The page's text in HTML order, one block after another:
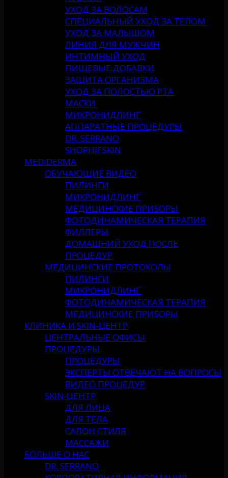
УХОД ЗА ВОЛОСАМ
СПЕЦИАЛЬНЫЙ УХОД ЗА ТЕЛОМ
УХОД ЗА МАЛЫШОМ
ЛИНИЯ ДЛЯ МУЖЧИН
ИНТИМНЫЙ УХОД
ПИЩЕВЫЕ ДОБАВКИ
ЗАЩИТА ОРГАНИЗМА
УХОД ЗА ПОЛОСТЬЮ РТА
МАСКИ
МИКРОНИДЛИНГ
АППАРАТНЫЕ ПРОЦЕДУРЫ
DR. SERRANO
SHOPHIESKIN
MEDIDERMA
ОБУЧАЮЩИЕ ВИДЕО
ПИЛИНГИ
МИКРОНИДЛИНГ
МЕДИЦИНСКИЕ ПРИБОРЫ
ФОТОДИНАМИЧЕСКАЯ ТЕРАПИЯ
ФИЛЛЕРЫ
ДОМАШНИЙ УХОД ПОСЛЕ
ПРОЦЕДУР
МЕДИЦИНСКИЕ ПРОТОКОЛЫ
ПИЛИНГИ
МИКРОНИДЛИНГ
ФОТОДИНАМИЧЕСКАЯ ТЕРАПИЯ
МЕДИЦИНСКИЕ ПРИБОРЫ
КЛИНИКА И SKIN-ЦЕНТР
ЦЕНТРАЛЬНЫЕ ОФИСЫ
ПРОЦЕДУРЫ
ПРОЦЕДУРЫ
ЭКСПЕРТЫ ОТВЕЧАЮТ НА ВОПРОСЫ
ВИДЕО ПРОЦЕДУР
SKIN-ЦЕНТР
ДЛЯ ЛИЦА
ДЛЯ ТЕЛА
САЛОН СТИЛЯ
МАССАЖИ
БОЛЬШЕ О НАС
DR. SERRANO